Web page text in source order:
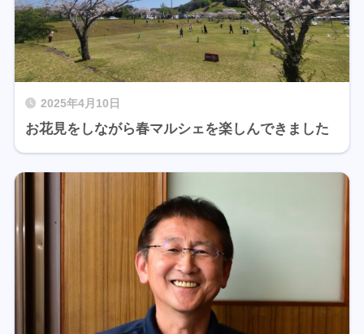
2025年4月10日
お花見をしながら春マルシェを楽しんできました